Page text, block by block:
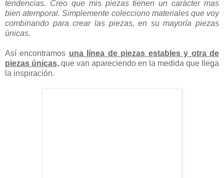
Mora dedica gran parte del día a diseñar, a investigar
nuevas técnicas y materiales, en definitiva,a experimentar.
Algunos de estos muchos experimentos acaban siendo
piezas concretas y otros quedan a la espera de un futuro
nunca verán la luz.No realizo colecciones ni voy con las
tendencias. Creo que mis piezas tienen un carácter mas
bien atemporal. Simplemente colecciono materiales que voy